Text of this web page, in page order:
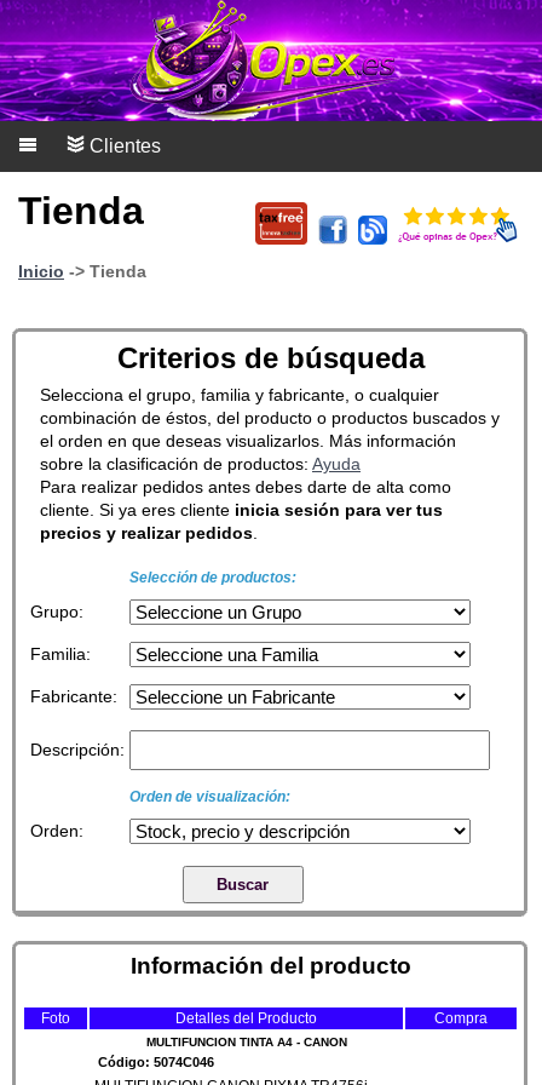
Clientes
Tienda
Inicio -> Tienda
Criterios de búsqueda
Selecciona el grupo, familia y fabricante, o cualquier
combinación de éstos, del producto o productos buscados y
el orden en que deseas visualizarlos. Más información
sobre la clasificación de productos: Ayuda
Para realizar pedidos antes debes darte de alta como
cliente. Si ya eres cliente inicia sesión para ver tus
precios y realizar pedidos.
Selección de productos:
Grupo:
Familia:
Fabricante:
Descripción:
Orden de visualización:
Orden:
Información del producto
Foto Detalles del Producto Compra
MULTIFUNCION TINTA A4 - CANON
Código: 5074C046